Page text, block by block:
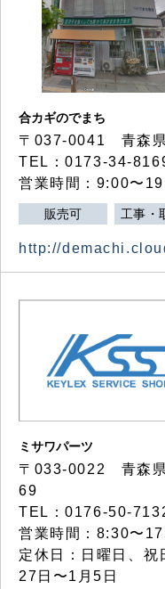
合カギのでまち
〒037-0041 青森
TEL：0173-34-
営業時間：9:00〜
販売可 工事・
http://
ミサワパーツ
〒033-0022 青森県
69
TEL：0176-50-
営業時間：8:30〜
定休日：日曜日、
27日〜1月5日